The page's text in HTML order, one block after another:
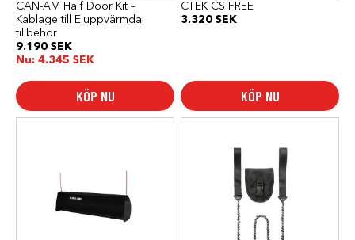
CAN-AM Half Door Kit –
Kablage till Eluppvärmda
tillbehör
9.190 SEK
Nu: 4.345 SEK
KÖP NU
CTEK CS FREE
3.320 SEK
KÖP NU